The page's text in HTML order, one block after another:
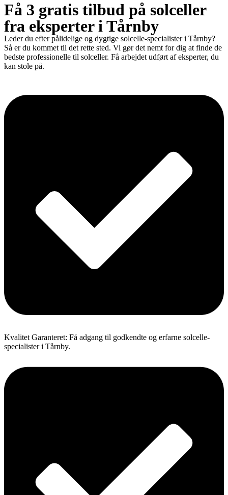
Få 3 gratis tilbud på solceller
fra eksperter i Tårnby
Leder du efter pålidelige og dygtige solcelle-specialister i Tårnby?
Så er du kommet til det rette sted. Vi gør det nemt for dig at finde de
bedste professionelle til solceller. Få arbejdet udført af eksperter, du
kan stole på.
Kvalitet Garanteret: Få adgang til godkendte og erfarne solcelle-
specialister i Tårnby.